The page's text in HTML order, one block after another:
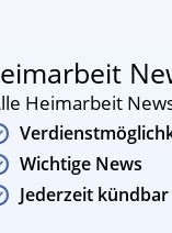
Heimarbeit
Wichtige News
Jederzeit kündbar